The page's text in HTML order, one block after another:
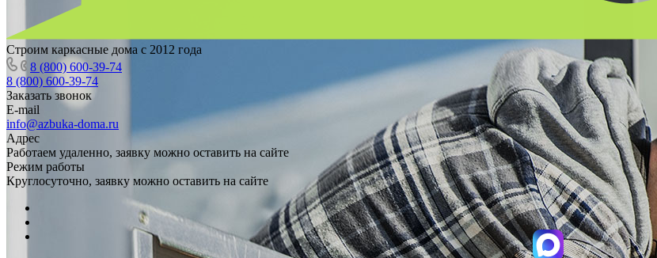
Строим каркасные дома с 2012 года
8 (800) 600-39-74
8 (800) 600-39-74
Заказать звонок
E-mail
info@azbuka-doma.ru
Адрес
Работаем удаленно, заявку можно оставить на сайте
Режим работы
Круглосуточно, заявку можно оставить на сайте